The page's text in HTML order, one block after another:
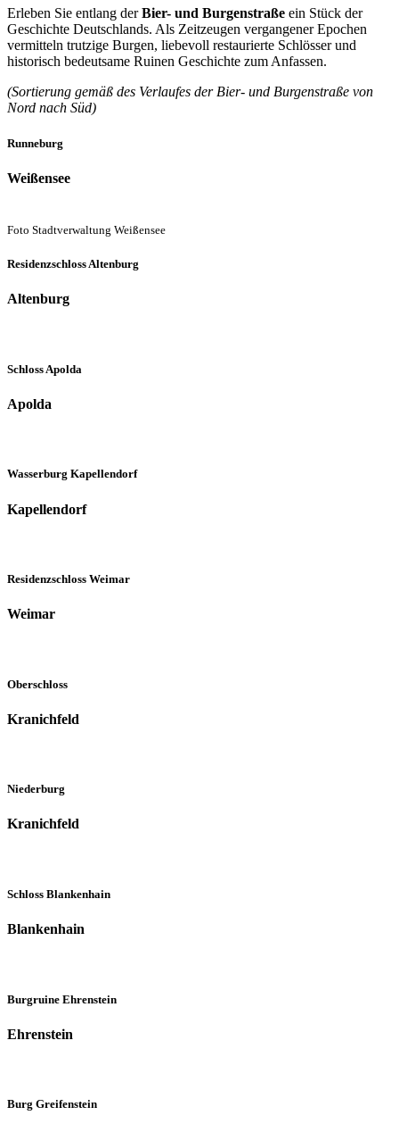
Erleben Sie entlang derBier- und Burgenstraße ein Stück der
Geschichte Deutschlands. Als Zeitzeugen vergangener Epochen
vermitteln trutzige Burgen, liebevoll restaurierte Schlösser und
historisch bedeutsame Ruinen Geschichte zum Anfassen.
(Sortierung gemäß des Verlaufes der Bier- und Burgenstraße von
Nord nach Süd)
Runneburg
Weißensee
Foto Stadtverwaltung Weißensee
Residenzschloss Altenburg
Altenburg
Schloss Apolda
Apolda
Wasserburg Kapellendorf
Kapellendorf
Residenzschloss Weimar
Weimar
Oberschloss
Kranichfeld
Niederburg
Kranichfeld
Schloss Blankenhain
Blankenhain
Burgruine Ehrenstein
Ehrenstein
Burg Greifenstein